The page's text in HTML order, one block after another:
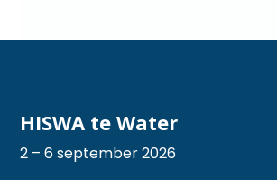
HISWA te Water
2 – 6 september 2026